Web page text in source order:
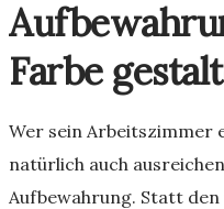
Farbe
Wer sein Arbeitszimmer
natürlich auch
Aufbewahrung. Statt